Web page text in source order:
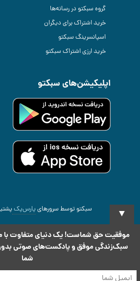
گروه سبکتو در رسانه‌ها
خرید اشتراک برای دیگران
اسپانسرینگ سبکتو
خرید ارزی اشتراک سبکتو
اپلیکیشن‌های سبکتو
سبکتو توسط سرورهایپارس‌پک ▼
موفقیت حق شماست! یک دنیای متفاوت با
سبک‌زندگی موفق و پادکست‌های صوتی
شما